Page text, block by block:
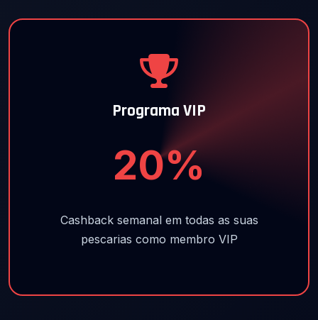
Programa VIP
20%
Cashback semanal em todas as suas
pescarias como membro VIP